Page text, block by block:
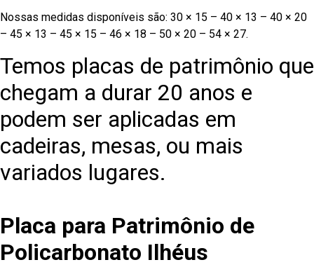
Nossas medidas disponíveis são: 30 × 15 – 40 × 13 – 40 × 20
– 45 × 13 – 45 × 15 – 46 × 18 – 50 × 20 – 54 × 27.
Temos placas de patrimônio que
chegam a durar 20 anos e
podem ser aplicadas em
cadeiras, mesas, ou mais
variados lugares.
Placa para Patrimônio de
Policarbonato Ilhéus